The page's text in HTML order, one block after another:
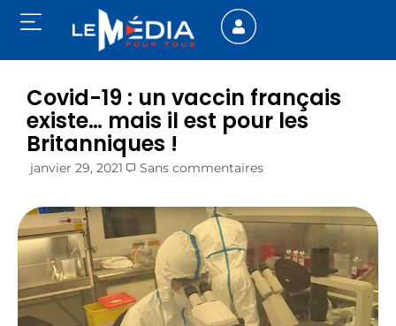
Covid-19 : un vaccin français
existe… mais il est pour les
Britanniques !
janvier 29, 2021 Sans commentaires